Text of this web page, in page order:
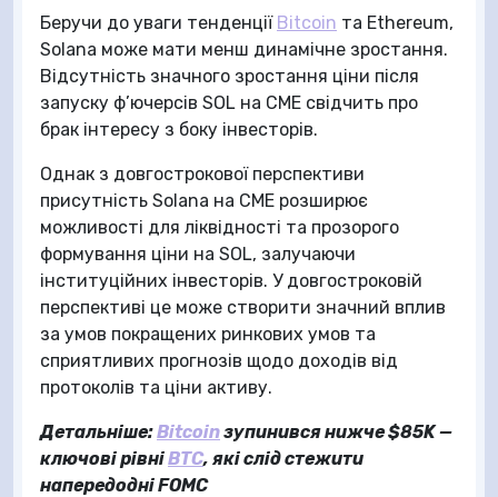
Беручи до уваги тенденції Bitcoin та Ethereum,
Solana може мати менш динамічне зростання.
Відсутність значного зростання ціни після
запуску ф’ючерсів SOL на CME свідчить про
брак інтересу з боку інвесторів.
Однак з довгострокової перспективи
присутність Solana на CME розширює
можливості для ліквідності та прозорого
формування ціни на SOL, залучаючи
інституційних інвесторів. У довгостроковій
перспективі це може створити значний вплив
за умов покращених ринкових умов та
сприятливих прогнозів щодо доходів від
протоколів та ціни активу.
Детальніше:Bitcoinзупинився нижче $85K —
ключові рівніBTC, які слід стежити
напередодні FOMC